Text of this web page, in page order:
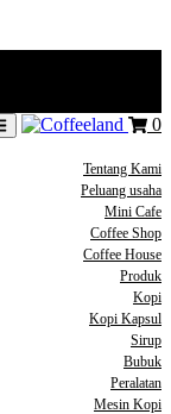
0
Tentang Kami
Peluang usaha
Mini Cafe
Coffee Shop
Coffee House
Produk
Kopi
Kopi Kapsul
Sirup
Bubuk
Peralatan
Mesin Kopi